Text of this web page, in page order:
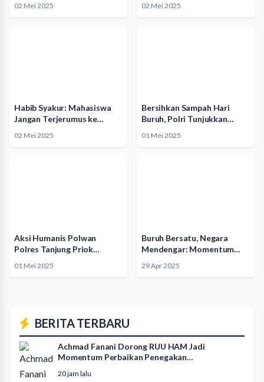
02 Mei 2025 02 Mei 2025
Habib Syakur: Mahasiswa
Jangan Terjerumus ke
Tindakan Persekusi…
02 Mei 2025
Bersihkan Sampah Hari
Buruh, Polri Tunjukkan
Kepedulian
01 Mei 2025
Aksi Humanis Polwan
Polres Tanjung Priok
01 Mei 2025
Buruh Bersatu, Negara
Mendengar: Momentum
29 Apr 2025
BERITA TERBARU
Achmad Fanani Dorong RUU HAM Jadi
Momentum Perbaikan Penegakan…
20 jam lalu